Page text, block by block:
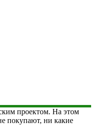
проектом. На этом
покупают, ни какие